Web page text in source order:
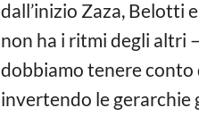
dall’inizio Zaza, Belotti
non ha i ritmi degli altri
dobbiamo tenere conto
invertendo le gerarchie